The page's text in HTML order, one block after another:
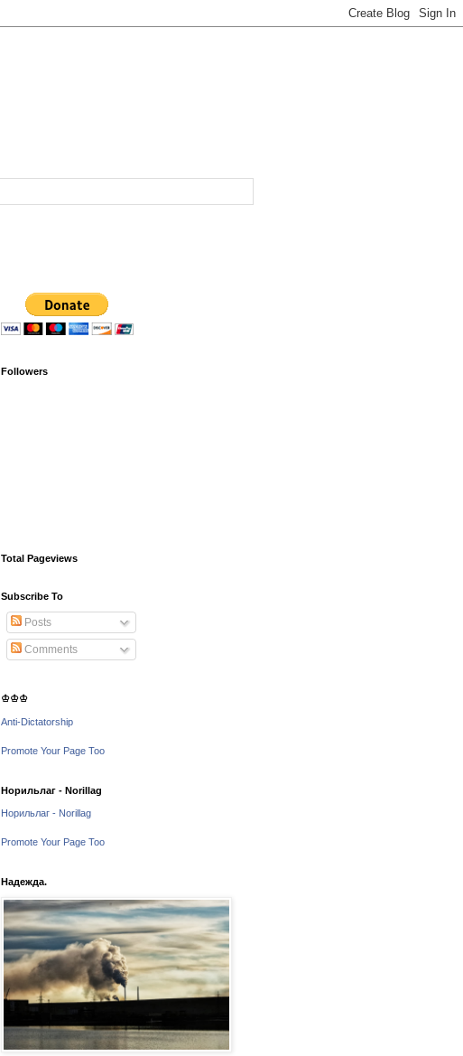
Followers
Total Pageviews
Subscribe To
Posts
Comments
♔♔♔
Anti-Dictatorship
Promote Your Page Too
Норильлаг - Norillag
Норильлаг - Norillag
Promote Your Page Too
Надежда.